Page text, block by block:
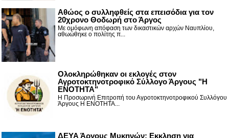
Αθώος ο συλληφθείς στα επεισόδια για τον
20χρονο Θοδωρή στο Άργος
Με ομόφωνη απόφαση των δικαστικών αρχών Ναυπλίου,
αθωώθηκε ο πολίτης π...
Ολοκληρώθηκαν οι εκλογές στον
Αγροτοκτηνοτροφικό Σύλλογο Άργους "Η
ΕΝΟΤΗΤΑ"
Η Προσωρινή Επιτροπή του Αγροτοκτηνοτροφικού Συλλόγου
Άργους Η ΕΝΟΤΗΤΑ...
ΔΕΥΑ Άργους Μυκηνών: Εκκληση για